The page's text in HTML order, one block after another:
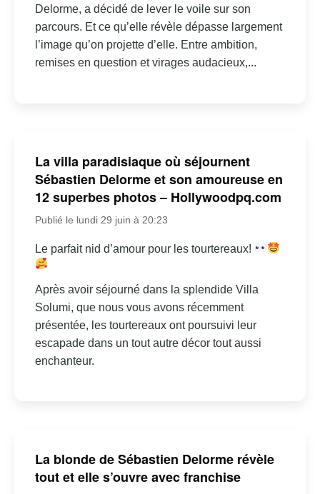
Delorme, a décidé de lever le voile sur son
parcours. Et ce qu’elle révèle dépasse largement
l’image qu’on projette d’elle. Entre ambition,
remises en question et virages audacieux,...
La villa paradisiaque où séjournent
Sébastien Delorme et son amoureuse en
12 superbes photos – Hollywoodpq.com
Publié le lundi 29 juin à 20:23
Le parfait nid d’amour pour les tourtereaux!
Après avoir séjourné dans la splendide Villa
Solumi, que nous vous avons récemment
présentée, les tourtereaux ont poursuivi leur
escapade dans un tout autre décor tout aussi
enchanteur.
La blonde de Sébastien Delorme révèle
tout et elle s’ouvre avec franchise